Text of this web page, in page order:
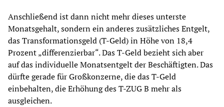
Anschließend ist dann nicht mehr dieses unterste
Monatsgehalt, sondern ein anderes zusätzliches Entgelt,
das Transformationsgeld (T-Geld) in Höhe von 18,4
Prozent „differenzierbar“. Das T-Geld bezieht sich aber
auf das individuelle Monatsentgelt der Beschäftigten. Das
dürfte gerade für Großkonzerne, die das T-Geld
einbehalten, die Erhöhung des T-ZUG B mehr als
ausgleichen.